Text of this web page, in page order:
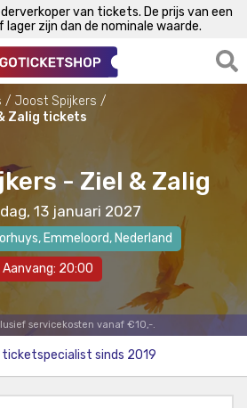
van tickets. De prijs van een
zijn dan de nominale waarde.
Joost Spijkers
Zalig tickets
- Ziel & Zalig
13 januari 2027
, Emmeloord, Nederland
Aanvang: 20:00
servicekosten vanaf €10,-.
sinds 2019